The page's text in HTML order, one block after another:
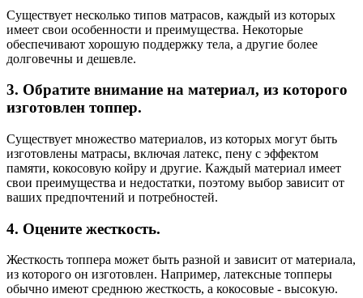
Существует несколько типов матрасов, каждый из которых
имеет свои особенности и преимущества. Некоторые
обеспечивают хорошую поддержку тела, а другие более
долговечны и дешевле.
3. Обратите внимание на материал, из которого
изготовлен топпер.
Существует множество материалов, из которых могут быть
изготовлены матрасы, включая латекс, пену с эффектом
памяти, кокосовую койру и другие. Каждый материал имеет
свои преимущества и недостатки, поэтому выбор зависит от
ваших предпочтений и потребностей.
4. Оцените жесткость.
Жесткость топпера может быть разной и зависит от материала,
из которого он изготовлен. Например, латексные топперы
обычно имеют среднюю жесткость, а кокосовые - высокую.